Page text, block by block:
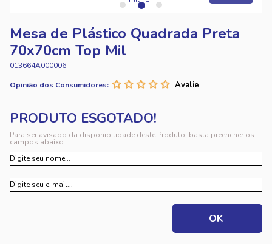
Mesa de Plástico Quadrada Preta
70x70cm Top Mil
013664A000006
Opinião dos Consumidores:
Para ser avisado da disponibilidade deste Produto, basta preencher os
campos abaixo.